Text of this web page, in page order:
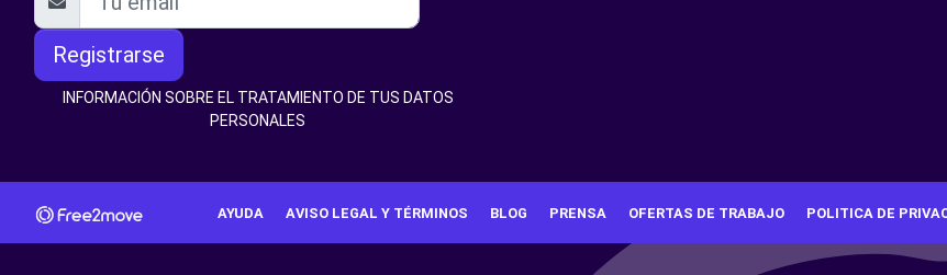
Registrarse
INFORMACIÓN SOBRE EL TRATAMIENTO DE TUS DATOS
PERSONALES
AYUDA AVISO LEGAL Y TÉRMINOS BLOG PRENSA OFERTAS DE TRABAJO POLITICA DE